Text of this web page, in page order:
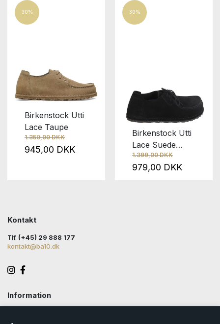
30%
Birkenstock Utti
Lace Taupe
1.350,00 DKK
945,00 DKK
30%
Birkenstock Utti
Lace Suede
Black
1.399,00 DKK
979,00 DKK
Kontakt
Tlf. (+45) 29 888 177
kontakt@ba10.dk
Information